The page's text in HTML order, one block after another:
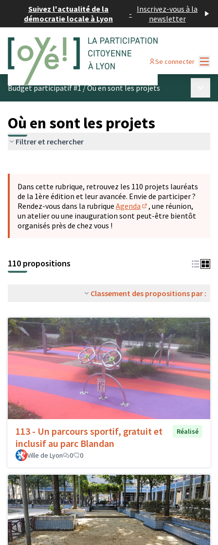
Suivez l'actualité de la
démocratie locale à Lyon
- Inscrivez-vous à la
newsletter
Se connecter
Budget participatif #1/Où en sont les projets
Où en sont les projets
Filtrer et rechercher
−
Dans cette rubrique, retrouvez les 110 projets lauréats
de la 1ère édition et leur avancée. Envie de participer ?
Rendez-vous dans la rubrique Agenda
(S'ouvre dans un
, une réunion,
un atelier ou une inauguration sont peut-être bientôt
organisés près de chez vous !
110 propositions
Classement des propositions par :
113 - Un parcours sportif, gratuit et
inclusif au parc Blandan
Réalisé
Ville de Lyon 0 0